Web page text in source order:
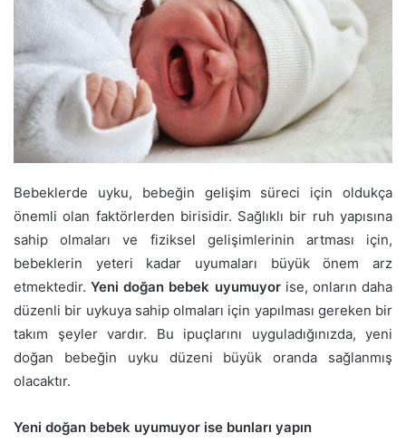
Bebeklerde uyku, bebeğin gelişim süreci için oldukça
önemli olan faktörlerden birisidir. Sağlıklı bir ruh yapısına
sahip olmaları ve fiziksel gelişimlerinin artması için,
bebeklerin yeteri kadar uyumaları büyük önem arz
etmektedir.Yeni doğan bebek uyumuyorise, onların daha
düzenli bir uykuya sahip olmaları için yapılması gereken bir
takım şeyler vardır. Bu ipuçlarını uyguladığınızda, yeni
doğan bebeğin uyku düzeni büyük oranda sağlanmış
olacaktır.
Yeni doğan bebek uyumuyor ise bunları yapın